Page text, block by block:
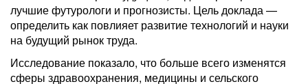
лучшие футурологи и прогнозисты. Цель доклада —
определить как повлияет развитие технологий и науки
на будущий рынок труда.
Исследование показало, что больше всего изменятся
сферы здравоохранения, медицины и сельского